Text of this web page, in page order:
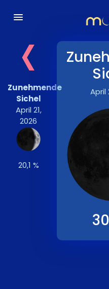
‹
Zunehmende
Sichel
April 21,
2026
20,1 %
April